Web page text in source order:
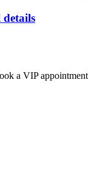
a VIP appointment